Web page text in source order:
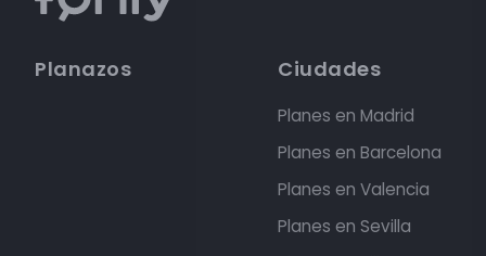
Planazos Ciudades
Planes en Madrid
Planes en Barcelona
Planes en Valencia
Planes en Sevilla